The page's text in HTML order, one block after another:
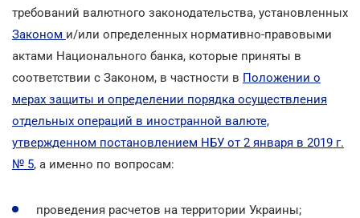
требований валютного законодательства, установленных
Законом и/или определенных нормативно-правовыми
актами Национального банка, которые приняты в
соответствии с Законом, в частности в Положении о
мерах защиты и определении порядка осуществления
отдельных операций в иностранной валюте,
утвержденном постановлением НБУ от 2 января в 2019 г.
№ 5, а именно по вопросам:
проведения расчетов на территории Украины;